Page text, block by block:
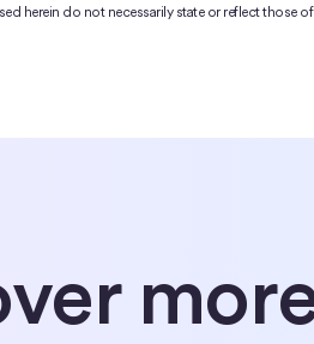
herein do not necessarily state or reflect those